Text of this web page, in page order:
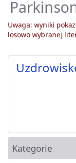
Uwaga: wyniki
losowo wybranej
Kategorie